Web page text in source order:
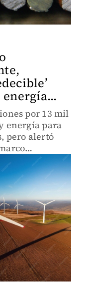
por 13 mil
energía para
pero alertó
su